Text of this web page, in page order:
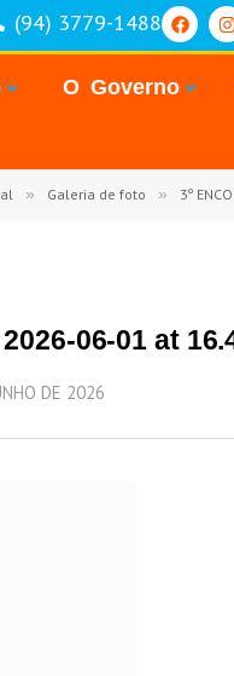
(94) 3779-1488
O Governo
» Galeria de foto » 3º
06-01 at
DE 2026